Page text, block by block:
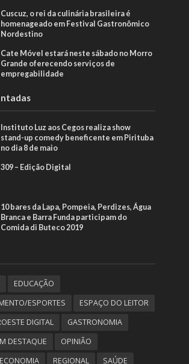
Cuscuz, o rei da culinária brasileira é
homenageado em Festival Gastronômico
Nordestino
Cate Móvel estará neste sábado no Morro
Grande oferecendo serviços de
empregabilidade
Instituto Luz aos Cegos realiza show
stand-up comedy beneficente em Pirituba
no dia 8 de maio
309 – Edição Digital
10 bares da Lapa, Pompeia, Perdizes, Água
Branca e Barra Funda participam do
Comida di Buteco 2019
EDUCAÇÃO
ESPORTES
ESPAÇO DO LEITOR
DIGITAL
GASTRONOMIA
DESTAQUE
OPINIÃO
REGIONAL SAÚDE